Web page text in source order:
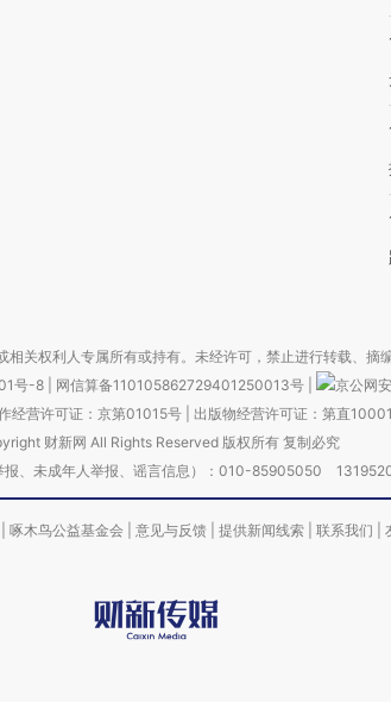
关权利人专属所有或持有。未经许可，禁止进行转载、摘
号-8 网信算备110105862729401250013号
京公网
经营许可证：京第01015号| 出版物经营许可证：第直
财新网 All Rights Reserved 版权所有 复制必究
报、未成年人举报、谣言信息）：010-85905050
啄木鸟公益基金会 意见与反馈 提供新闻线索 联系我们